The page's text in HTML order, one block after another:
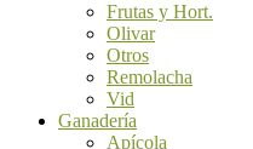
Frutas y Hort.
Olivar
Otros
Remolacha
Vid
Ganadería
Apícola